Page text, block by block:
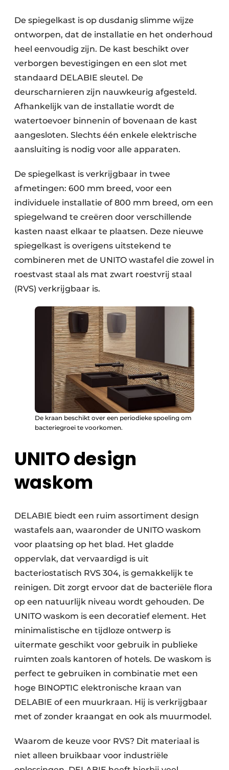
De spiegelkast is op dusdanig slimme wijze
ontworpen, dat de installatie en het onderhoud
heel eenvoudig zijn. De kast beschikt over
verborgen bevestigingen en een slot met
standaard DELABIE sleutel. De
deurscharnieren zijn nauwkeurig afgesteld.
Afhankelijk van de installatie wordt de
watertoevoer binnenin of bovenaan de kast
aangesloten. Slechts één enkele elektrische
aansluiting is nodig voor alle apparaten.
De spiegelkast is verkrijgbaar in twee
afmetingen: 600 mm breed, voor een
individuele installatie of 800 mm breed, om een
spiegelwand te creëren door verschillende
kasten naast elkaar te plaatsen. Deze nieuwe
spiegelkast is overigens uitstekend te
combineren met de UNITO wastafel die zowel in
roestvast staal als mat zwart roestvrij staal
(RVS) verkrijgbaar is.
De kraan beschikt over een periodieke spoeling om
bacteriegroei te voorkomen.
UNITO design
waskom
DELABIE biedt een ruim assortiment design
wastafels aan, waaronder de UNITO waskom
voor plaatsing op het blad. Het gladde
oppervlak, dat vervaardigd is uit
bacteriostatisch RVS 304, is gemakkelijk te
reinigen. Dit zorgt ervoor dat de bacteriële flora
op een natuurlijk niveau wordt gehouden. De
UNITO waskom is een decoratief element. Het
minimalistische en tijdloze ontwerp is
uitermate geschikt voor gebruik in publieke
ruimten zoals kantoren of hotels. De waskom is
perfect te gebruiken in combinatie met een
hoge BINOPTIC elektronische kraan van
DELABIE of een muurkraan. Hij is verkrijgbaar
met of zonder kraangat en ook als muurmodel.
Waarom de keuze voor RVS? Dit materiaal is
niet alleen bruikbaar voor industriële